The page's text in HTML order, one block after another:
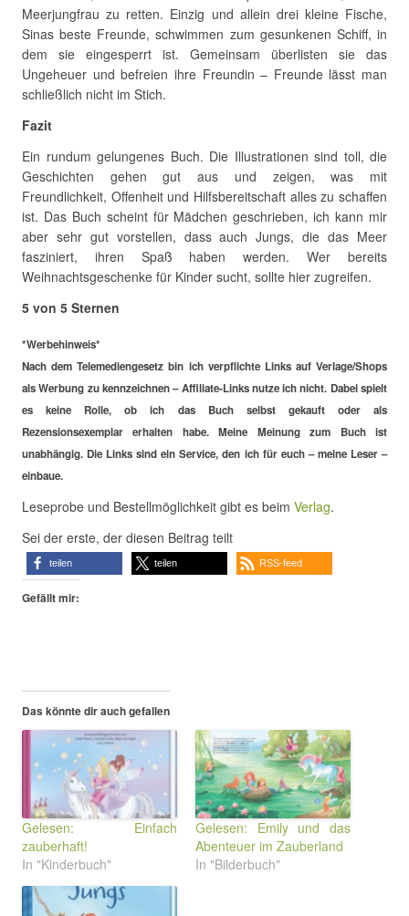
Meerjungfrau zu retten. Einzig und allein drei kleine Fische,
Sinas beste Freunde, schwimmen zum gesunkenen Schiff, in
dem sie eingesperrt ist. Gemeinsam überlisten sie das
Ungeheuer und befreien ihre Freundin – Freunde lässt man
schließlich nicht im Stich.
Fazit
Ein rundum gelungenes Buch. Die Illustrationen sind toll, die
Geschichten gehen gut aus und zeigen, was mit
Freundlichkeit, Offenheit und Hilfsbereitschaft alles zu schaffen
ist. Das Buch scheint für Mädchen geschrieben, ich kann mir
aber sehr gut vorstellen, dass auch Jungs, die das Meer
fasziniert, ihren Spaß haben werden. Wer bereits
Weihnachtsgeschenke für Kinder sucht, sollte hier zugreifen.
5 von 5 Sternen
*Werbehinweis*
Nach dem Telemediengesetz bin ich verpflichte Links auf Verlage/Shops
als Werbung zu kennzeichnen – Affiliate-Links nutze ich nicht. Dabei spielt
es keine Rolle, ob ich das Buch selbst gekauft oder als
Rezensionsexemplar erhalten habe. Meine Meinung zum Buch ist
unabhängig. Die Links sind ein Service, den ich für euch – meine Leser –
einbaue.
Leseprobe und Bestellmöglichkeit gibt es beim Verlag.
Sei der erste, der diesen Beitrag teilt
teilen teilen RSS-feed
Gefällt mir:
Das könnte dir auch gefallen
Gelesen: Einfach
zauberhaft!
In "Kinderbuch"
Gelesen: Emily und das
Abenteuer im Zauberland
In "Bilderbuch"